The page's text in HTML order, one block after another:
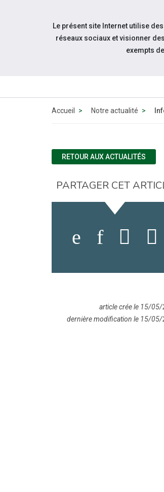
Aller au contenu
Accueil Notre actualité
RETOUR AUX ACTUALITÉS
PARTAGER CET
article crée le 15/
dernière modification le 15/
Le présent site Internet utilise
réseaux sociaux et visionner
exempts